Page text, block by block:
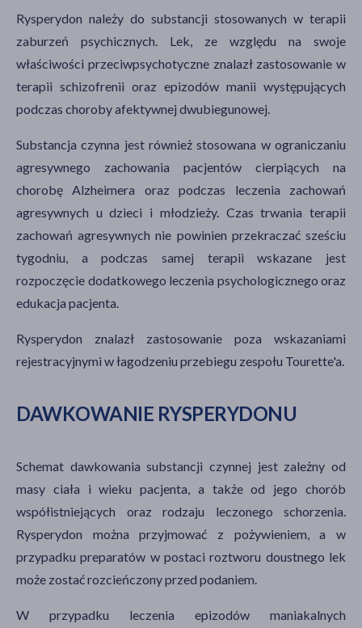
Rysperydon należy do substancji stosowanych w terapii
zaburzeń psychicznych. Lek, ze względu na swoje
właściwości przeciwpsychotyczne znalazł zastosowanie w
terapii schizofrenii oraz epizodów manii występujących
podczas choroby afektywnej dwubiegunowej.
Substancja czynna jest również stosowana w ograniczaniu
agresywnego zachowania pacjentów cierpiących na
chorobę Alzheimera oraz podczas leczenia zachowań
agresywnych u dzieci i młodzieży. Czas trwania terapii
zachowań agresywnych nie powinien przekraczać sześciu
tygodniu, a podczas samej terapii wskazane jest
rozpoczęcie dodatkowego leczenia psychologicznego oraz
edukacja pacjenta.
Rysperydon znalazł zastosowanie poza wskazaniami
rejestracyjnymi w łagodzeniu przebiegu zespołu Tourette'a.
DAWKOWANIE RYSPERYDONU
Schemat dawkowania substancji czynnej jest zależny od
masy ciała i wieku pacjenta, a także od jego chorób
współistniejących oraz rodzaju leczonego schorzenia.
Rysperydon można przyjmować z pożywieniem, a w
przypadku preparatów w postaci roztworu doustnego lek
może zostać rozcieńczony przed podaniem.
W przypadku leczenia epizodów maniakalnych